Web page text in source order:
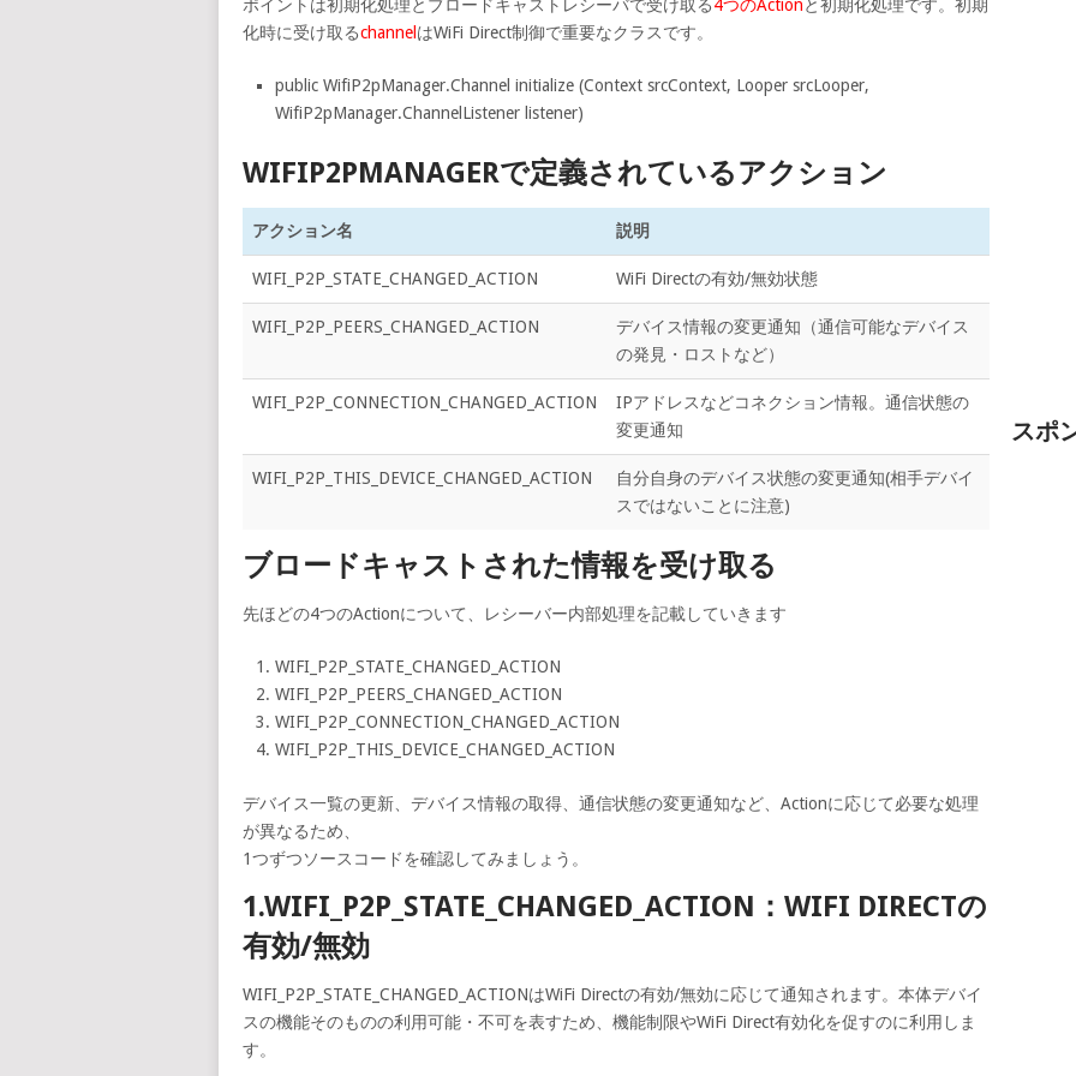
ポイントは初期化処理とブロードキャストレシーバで受け取る4つのActionと初期化処理です。初期
化時に受け取るchannel はWiFi Direct制御で重要なクラスです。
public WifiP2pManager.Channel initialize (Context srcContext, Looper srcLooper,
WifiP2pManager.ChannelListener listener)
WIFIP2PMANAGERで定義されているアクション
アクション名 説明
WIFI_P2P_STATE_CHANGED_ACTION WiFi Directの有効/無効状態
WIFI_P2P_PEERS_CHANGED_ACTION
デバイス情報の変更通知（通信可能なデバイス
の発見・ロストなど）
WIFI_P2P_CONNECTION_CHANGED_ACTION
IPアドレスなどコネクション情報。通信状態の
変更通知
WIFI_P2P_THIS_DEVICE_CHANGED_ACTION
自分自身のデバイス状態の変更通知(相手デバイ
スではないことに注意)
ブロードキャストされた情報を受け取る
先ほどの4つのActionについて、レシーバー内部処理を記載していきます
WIFI_P2P_STATE_CHANGED_ACTION
WIFI_P2P_PEERS_CHANGED_ACTION
WIFI_P2P_CONNECTION_CHANGED_ACTION
WIFI_P2P_THIS_DEVICE_CHANGED_ACTION
デバイス一覧の更新、デバイス情報の取得、通信状態の変更通知など、Actionに応じて必要な処理
が異なるため、
1つずつソースコードを確認してみましょう。
1.WIFI_P2P_STATE_CHANGED_ACTION：WIFI DIRECTの
有効/無効
WIFI_P2P_STATE_CHANGED_ACTIONはWiFi Directの有効/無効に応じて通知されます。本体デバイ
スの機能そのものの利用可能・不可を表すため、機能制限やWiFi Direct有効化を促すのに利用しま
す。
スポ